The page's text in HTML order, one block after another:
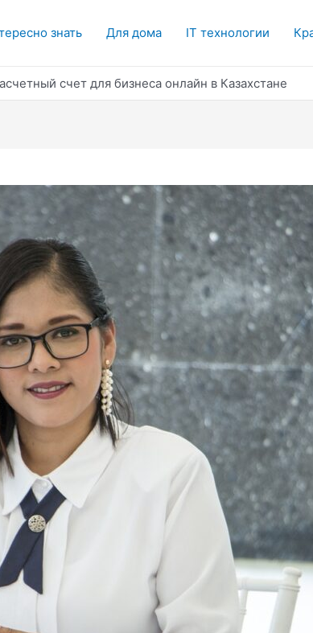
знать Для дома IT технологии
счет для бизнеса онлайн в Казахстане